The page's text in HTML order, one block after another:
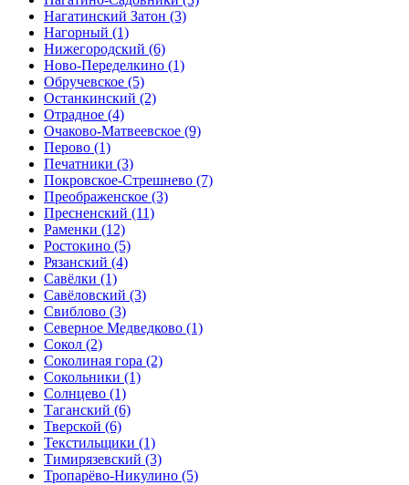
Нагатинский Затон (3)
Нагорный (1)
Нижегородский (6)
Ново-Переделкино (1)
Обручевское (5)
Останкинский (2)
Отрадное (4)
Очаково-Матвеевское (9)
Перово (1)
Печатники (3)
Покровское-Стрешнево (7)
Преображенское (3)
Пресненский (11)
Раменки (12)
Ростокино (5)
Рязанский (4)
Савёлки (1)
Савёловский (3)
Свиблово (3)
Северное Медведково (1)
Сокол (2)
Соколиная гора (2)
Сокольники (1)
Солнцево (1)
Таганский (6)
Тверской (6)
Текстильщики (1)
Тимирязевский (3)
Тропарёво-Никулино (5)